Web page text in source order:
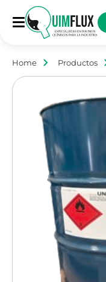
Home Productos